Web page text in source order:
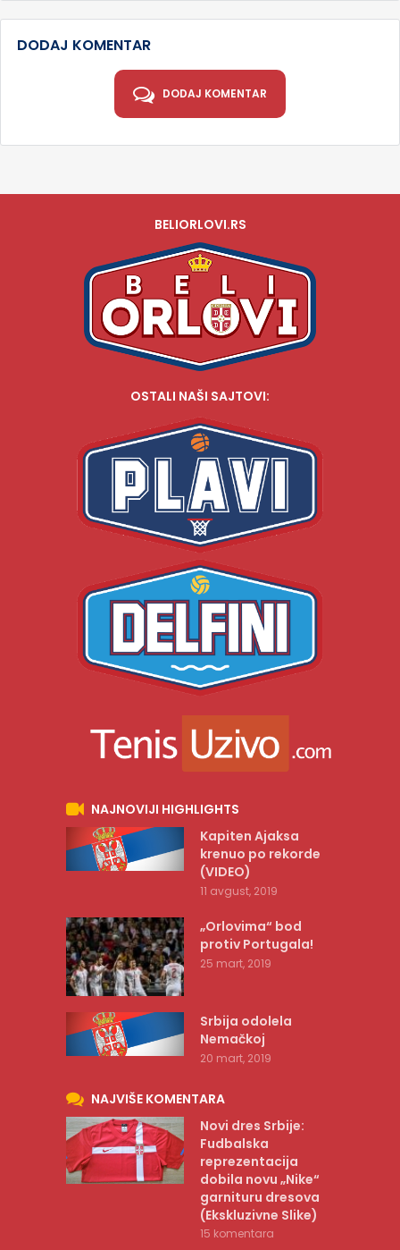
DODAJ KOMENTAR
DODAJ KOMENTAR
BELIORLOVI.RS
OSTALI NAŠI SAJTOVI:
NAJNOVIJI HIGHLIGHTS
Kapiten Ajaksa
krenuo po rekorde
(VIDEO)
11 avgust, 2019
„Orlovima“ bod
protiv Portugala!
25 mart, 2019
Srbija odolela
Nemačkoj
20 mart, 2019
NAJVIŠE KOMENTARA
Novi dres Srbije:
Fudbalska
reprezentacija
dobila novu „Nike“
garnituru dresova
(Ekskluzivne Slike)
15 komentara